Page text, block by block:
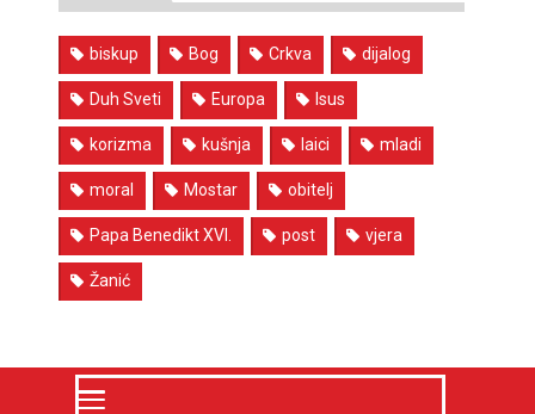
biskup Bog Crkva dijalog
Duh Sveti Europa Isus
korizma kušnja laici mladi
moral Mostar obitelj
Papa Benedikt XVI. post vjera
Žanić